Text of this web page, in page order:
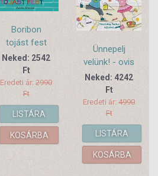
Boribon
tojást fest
Neked: 2542
Ft
Eredeti ár: 2990
Ft
LISTÁRA
KOSÁRBA
Ünnepelj
velünk! - ovis
ünnepek
Neked: 4242
Ft
Eredeti ár: 4990
Ft
LISTÁRA
KOSÁRBA